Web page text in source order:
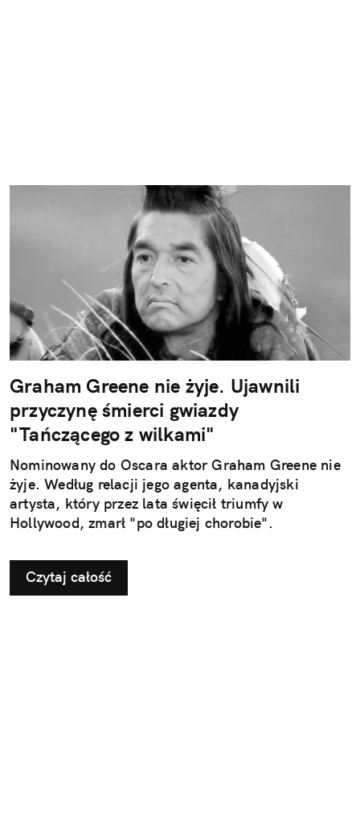
Graham Greene nie żyje. Ujawnili
przyczynę śmierci gwiazdy
"Tańczącego z wilkami"
Nominowany do Oscara aktor Graham Greene nie
żyje. Według relacji jego agenta, kanadyjski
artysta, który przez lata święcił triumfy w
Hollywood, zmarł "po długiej chorobie".
Czytaj całość